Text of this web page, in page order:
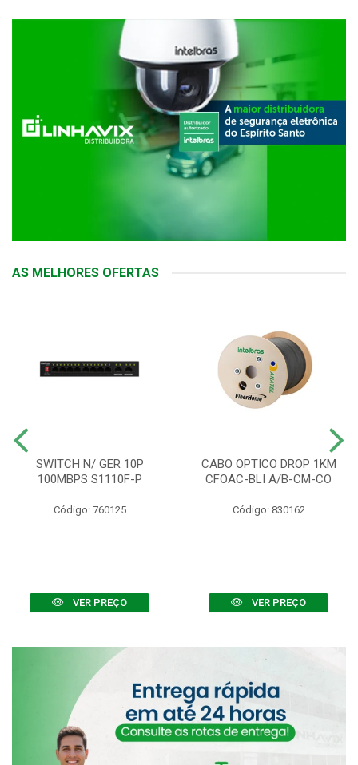
AS MELHORES OFERTAS
SWITCH N/ GER 10P
100MBPS S1110F-P
Código: 760125
VER PREÇO
CABO OPTICO DROP 1KM
CFOAC-BLI A/B-CM-CO
Código: 830162
VER PREÇO